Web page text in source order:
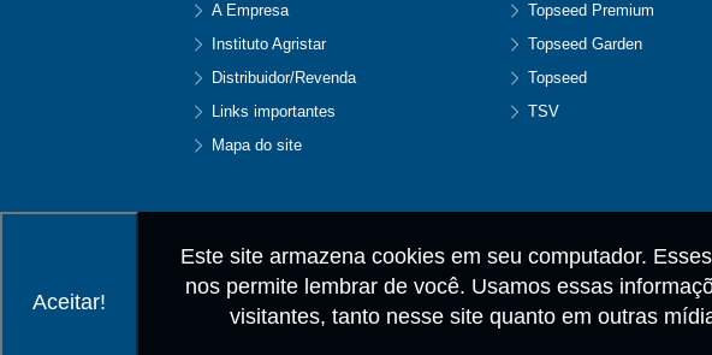
Aceitar!
Este site armazena cookies em seu computador.
nos permite lembrar de você. Usamos essas
visitantes, tanto nesse site quanto em outras
A Empresa
Instituto Agristar
Distribuidor/Revenda
Links importantes
Mapa do site
Topseed Premium
Topseed Garden
Topseed
TSV